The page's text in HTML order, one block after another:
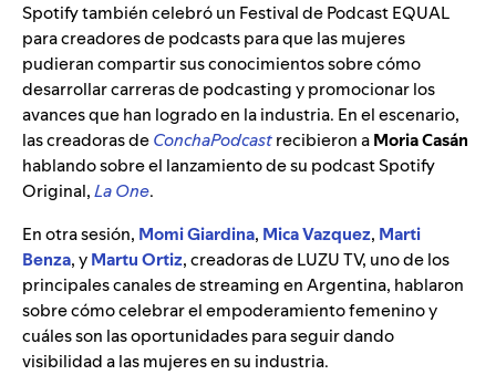
Spotify también celebró un Festival de Podcast EQUAL
para creadores de podcasts para que las mujeres
pudieran compartir sus conocimientos sobre cómo
desarrollar carreras de podcasting y promocionar los
avances que han logrado en la industria. En el escenario,
las creadoras deConchaPodcastrecibieron aMoria Casán
hablando sobre el lanzamiento de su podcast Spotify
Original,La One.
En otra sesión, Momi Giardina, Mica Vazquez, Marti
Benza, yMartu Ortiz, creadoras de LUZU TV, uno de los
principales canales de streaming en Argentina, hablaron
sobre cómo celebrar el empoderamiento femenino y
cuáles son las oportunidades para seguir dando
visibilidad a las mujeres en su industria.